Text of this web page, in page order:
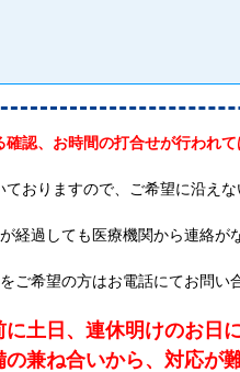
確認、お時間の打合せが行われ
おりますので、ご希望に沿え
経過しても医療機関から連絡が
ご希望の方はお電話にてお問い
に土日、連休明けのお日
兼ね合いから、対応が